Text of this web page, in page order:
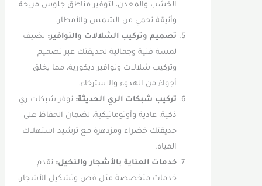
الخشب والمعدن، لتوفير مناطق جلوس مريحة
وأنيقة تحمي من الشمس والأمطار.
تصميم وتركيب الشلالات والنوافير:نضيف
لمسة فنية وجمالية لحديقتك عبر تصميم
وتركيب شلالات ونوافير ديكورية، مما يخلق
أجواءً من الهدوء والاسترخاء.
تركيب شبكات الري الحديثة:نوفر شبكات ري
ذكية، عادية وأوتوماتيكية، لضمان الحفاظ على
حديقتك خضراء ومزدهرة مع ترشيد استهلاك
المياه.
خدمات العناية بالأشجار والنخيل:نقدم
خدمات متخصصة مثل قص وتشكيل الأشجار،